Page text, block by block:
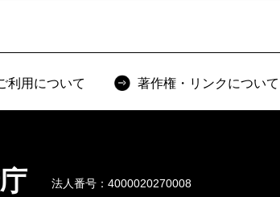
利用について 著作権・リンクについて
法人番号：4000020270008